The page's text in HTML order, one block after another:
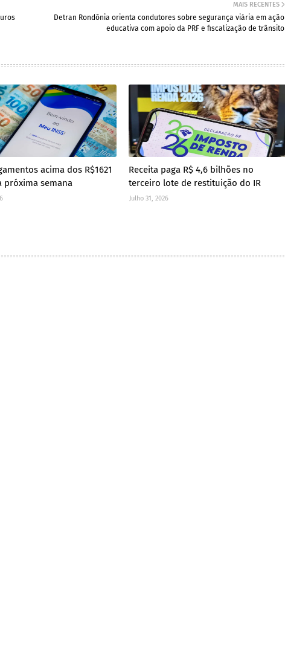
MAIS RECENTES
Detran Rondônia orienta condutores sobre segurança viária em ação
educativa com apoio da PRF e fiscalização de trânsito
acima dos R$1621
próxima semana
Receita paga R$ 4,6 bilhões no
terceiro lote de restituição do IR
Julho 31, 2026